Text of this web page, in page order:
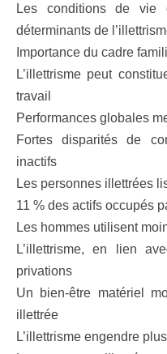
Les conditions de vie
déterminants de
Importance du cadre
L’illettrisme peut
travail
Performances globales
Fortes disparités de
inactifs
Les personnes illettrées
11 % des actifs occupés
Les hommes utilisent
L’illettrisme, en lien
privations
Un bien-être matériel
illettrée
L’illettrisme engendre